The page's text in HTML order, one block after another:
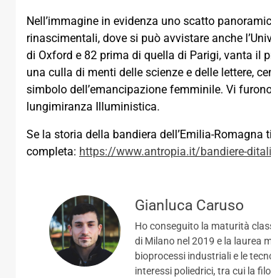
Nell’immagine in evidenza uno scatto
rinascimentali, dove si può avvistare anche
di Oxford e 82 prima di quella di Parigi, vanta il
una culla di menti delle scienze e delle lettere,
simbolo dell’emancipazione femminile. Vi
lungimiranza Illuministica.
Se la storia della bandiera dell’Emilia-
completa: https://www.antropia.it/bandiere-
Gianluca Caruso
Ho conseguito la maturità
di Milano nel 2019 e la laurea
bioprocessi industriali e le
interessi poliedrici, tra cui la